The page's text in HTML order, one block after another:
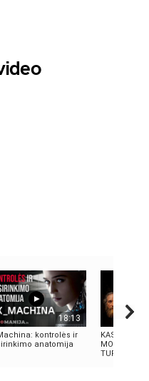
18:13
kontrolės ir
anatomija
KAS
TURIME